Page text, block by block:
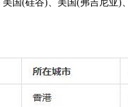
国(硅谷)、美国(弗吉尼亚)